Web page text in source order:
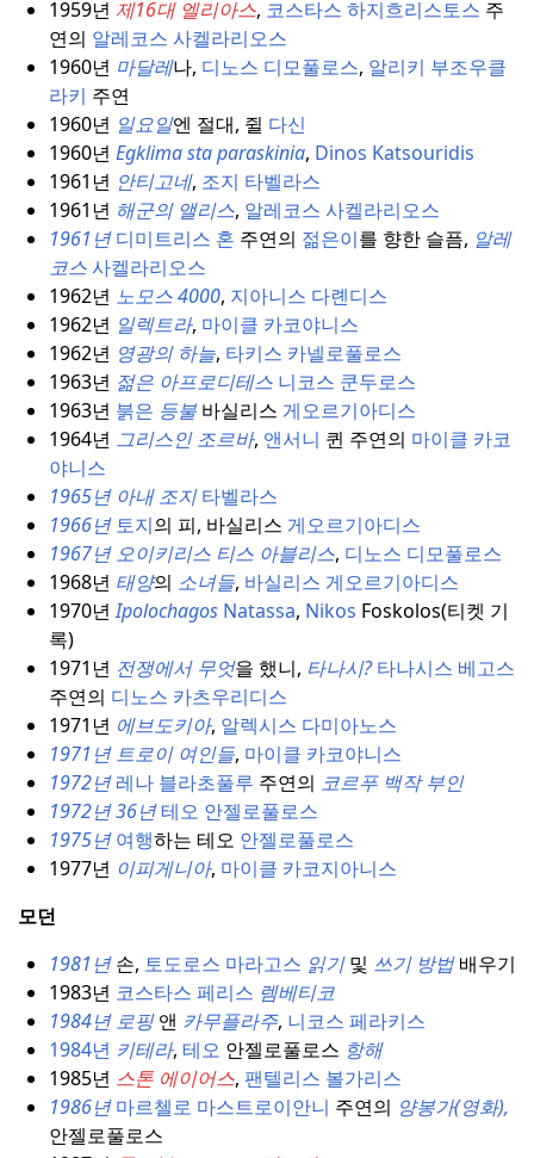
1959년 제16대 엘리아스, 코스타스 하지흐리스토스 주
연의 알레코스 사켈라리오스
1960년 마달레나, 디노스 디모풀로스, 알리키 부조우클
라키 주연
1960년 일요일엔 절대, 쥘 다신
1960년 Egklima sta paraskinia, Dinos Katsouridis
1961년 안티고네, 조지 타벨라스
1961년 해군의 앨리스, 알레코스 사켈라리오스
1961년 디미트리스 혼 주연의 젊은이를 향한 슬픔, 알레
코스 사켈라리오스
1962년 노모스 4000, 지아니스 다롄디스
1962년 일렉트라, 마이클 카코야니스
1962년 영광의 하늘, 타키스 카넬로풀로스
1963년 젊은 아프로디테스 니코스 쿤두로스
1963년 붉은 등불바실리스 게오르기아디스
1964년 그리스인 조르바, 앤서니 퀸 주연의 마이클 카코
야니스
1965년 아내 조지 타벨라스
1966년 토지의 피, 바실리스 게오르기아디스
1967년 오이키리스 티스 아블리스, 디노스 디모풀로스
1968년 태양의 소녀들, 바실리스 게오르기아디스
1970년Ipolochagos Natassa, Nikos Foskolos(티켓 기
록)
1971년 전쟁에서 무엇을 했니, 타나시? 타나시스 베고스
주연의 디노스 카츠우리디스
1971년 에브도키아, 알렉시스 다미아노스
1971년 트로이 여인들, 마이클 카코야니스
1972년 레나 블라초풀루 주연의 코르푸 백작 부인
1972년 36년 테오 안젤로풀로스
1975년 여행하는 테오 안젤로풀로스
1977년 이피게니아, 마이클 카코지아니스
모던
1981년손, 토도로스 마라고스 읽기및 쓰기 방법배우기
1983년 코스타스 페리스 렘베티코
1984년 로핑앤 카무플라주, 니코스 페라키스
1984년 키테라, 테오 안젤로풀로스 항해
1985년 스톤 에이어스, 팬텔리스 볼가리스
1986년 마르첼로 마스트로이안니 주연의 양봉가(영화),
안젤로풀로스